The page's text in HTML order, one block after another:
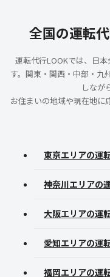
全国の運転
運転代行LOOKでは、日
す。関東・関西・中部・九
しなが
お住まいの地域や現在地に
東京エリアの運
神奈川エリアの
大阪エリアの運
愛知エリアの運
福岡エリアの運